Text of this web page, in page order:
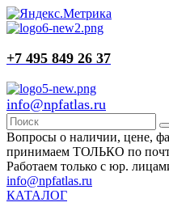
+7 495 849 26 37
info@npfatlas.ru
Вопросы о наличии, цене,
принимаем ТОЛЬКО по
Работаем только с юр.
info@npfatlas.ru
КАТАЛОГ